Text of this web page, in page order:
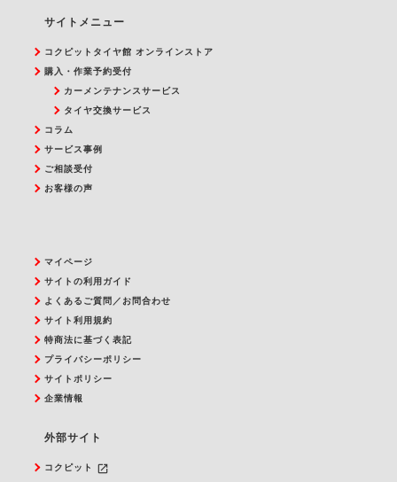
サイトメニュー
コクピットタイヤ館 オンラインストア
購入・作業予約受付
カーメンテナンスサービス
タイヤ交換サービス
コラム
サービス事例
ご相談受付
お客様の声
マイページ
サイトの利用ガイド
よくあるご質問／お問合わせ
サイト利用規約
特商法に基づく表記
プライバシーポリシー
サイトポリシー
企業情報
外部サイト
コクピット
launch